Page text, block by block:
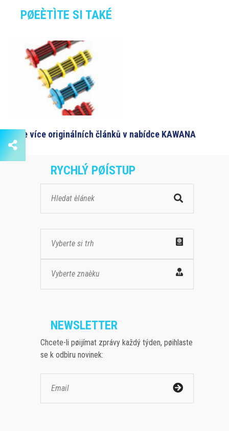
PØEÈTÌTE SI TAKÉ
Stále více originálních článků v nabídce KAWANA
RYCHLÝ PØÍSTUP
Vyberte si trh
Vyberte znaèku
NEWSLETTER
Chcete-li pøijímat zprávy každý týden, pøihlaste
se k odbìru novinek: